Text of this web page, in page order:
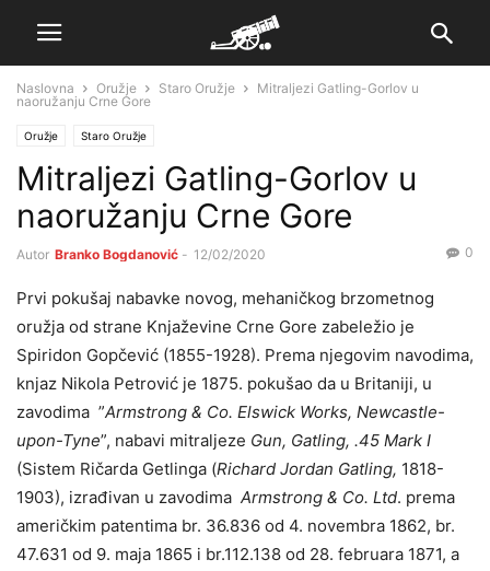
Naslovna Oružje Staro Oružje
Mitraljezi Gatling-Gorlov u
naoružanju Crne Gore
Oružje Staro Oružje
Mitraljezi Gatling-Gorlov u
naoružanju Crne Gore
Autor Branko Bogdanović - 12/02/2020 0
Prvi pokušaj nabavke novog, mehaničkog brzometnog
oružja od strane Knjaževine Crne Gore zabeležio je
Spiridon Gopčević (1855-1928). Prema njegovim navodima,
knjaz Nikola Petrović je 1875. pokušao da u Britaniji, u
zavodima ”Armstrong & Co. Elswick Works, Newcastle-
upon-Tyne”, nabavi mitraljeze Gun, Gatling, .45 Mark I
(Sistem Ričarda Getlinga (Richard Jordan Gatling, 1818-
1903), izrađivan u zavodima Armstrong & Co. Ltd. prema
američkim patentima br. 36.836 od 4. novembra 1862, br.
47.631 od 9. maja 1865 i br.112.138 od 28. februara 1871, a